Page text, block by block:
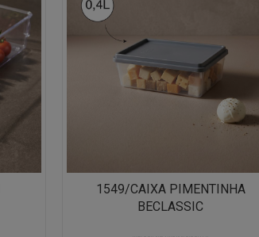
1549/CAIXA PIMENTINHA
BECLASSIC